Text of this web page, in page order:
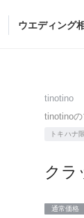
ヘア&
ブライ
ヘア&
ウエディング
tinotino
tinotino
トキハナ
クラ
通常価格